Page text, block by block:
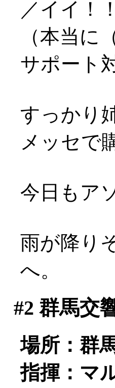
／イイ！！
（本当に
サポート
すっかり
メッセで
今日もア
雨が降り
へ。
#2 群馬交
場所：群
指揮：マ